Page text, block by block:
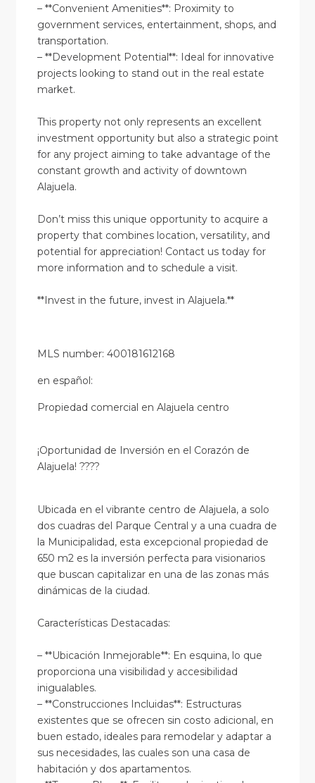
– **Convenient Amenities**: Proximity to
government services, entertainment, shops, and
transportation.
– **Development Potential**: Ideal for innovative
projects looking to stand out in the real estate
market.
This property not only represents an excellent
investment opportunity but also a strategic point
for any project aiming to take advantage of the
constant growth and activity of downtown
Alajuela.
Don’t miss this unique opportunity to acquire a
property that combines location, versatility, and
potential for appreciation! Contact us today for
more information and to schedule a visit.
**Invest in the future, invest in Alajuela.**
MLS number: 400181612168
en español:
Propiedad comercial en Alajuela centro
¡Oportunidad de Inversión en el Corazón de
Alajuela! ????
Ubicada en el vibrante centro de Alajuela, a solo
dos cuadras del Parque Central y a una cuadra de
la Municipalidad, esta excepcional propiedad de
650 m2 es la inversión perfecta para visionarios
que buscan capitalizar en una de las zonas más
dinámicas de la ciudad.
Características Destacadas:
– **Ubicación Inmejorable**: En esquina, lo que
proporciona una visibilidad y accesibilidad
inigualables.
– **Construcciones Incluidas**: Estructuras
existentes que se ofrecen sin costo adicional, en
buen estado, ideales para remodelar y adaptar a
sus necesidades, las cuales son una casa de
habitación y dos apartamentos.